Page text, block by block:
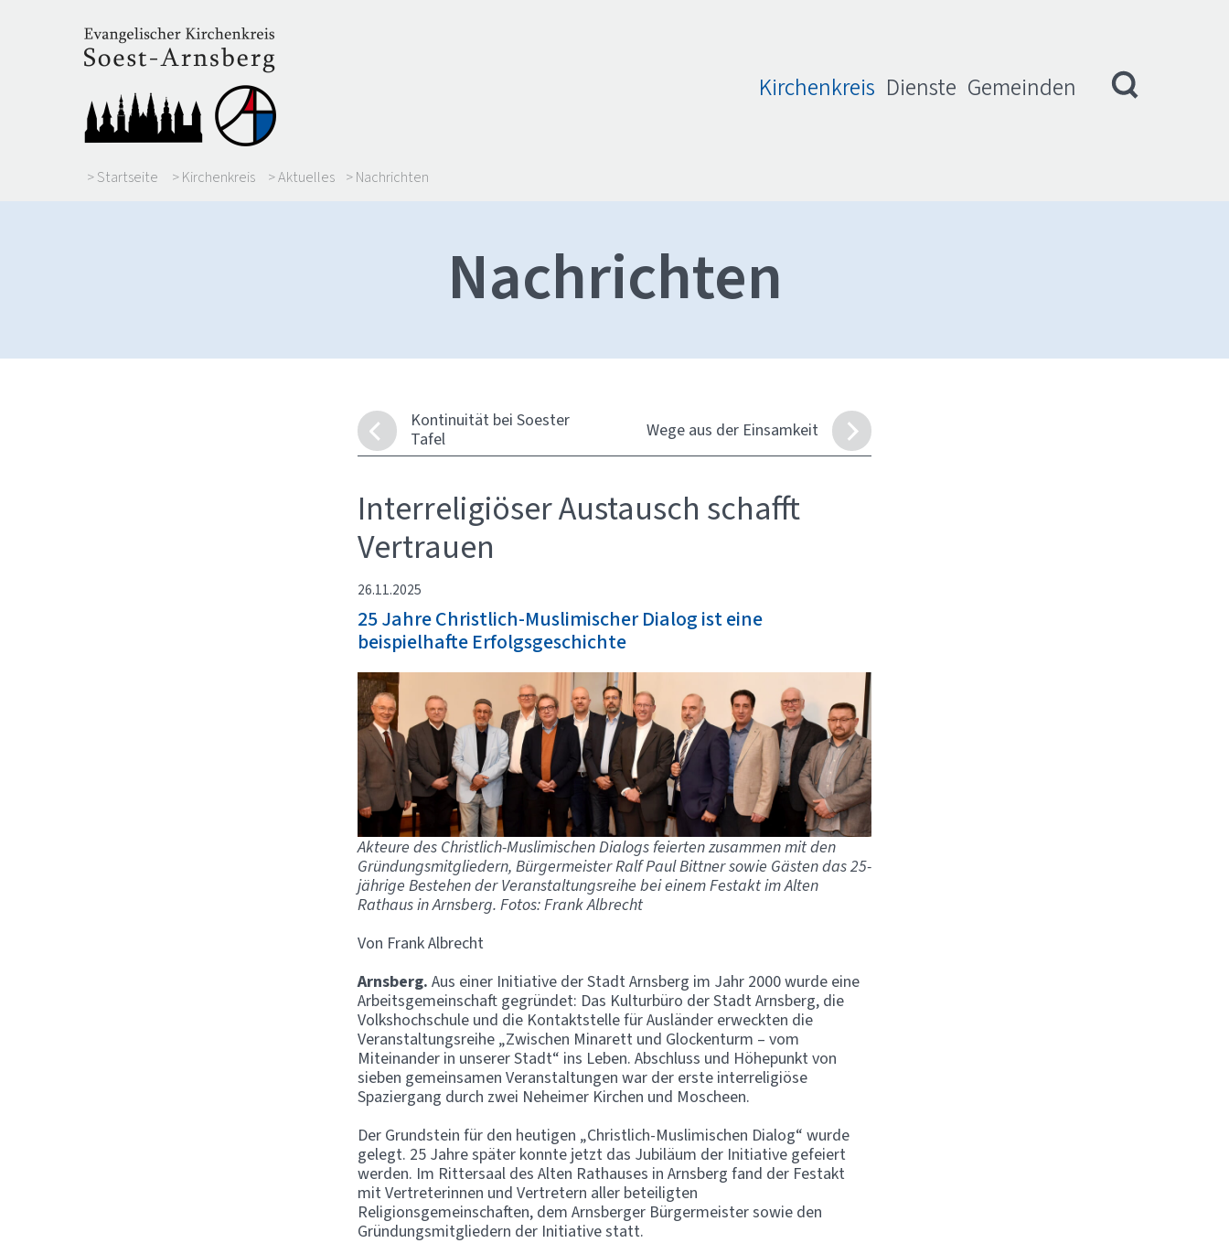
Kirchenkreis Dienste Gemeinden
> Startseite > Kirchenkreis > Aktuelles > Nachrichten
Nachrichten
Kontinuität bei Soester
Tafel
Wege aus der Einsamkeit
Interreligiöser Austausch schafft
Vertrauen
26.11.2025
25 Jahre Christlich-Muslimischer Dialog ist eine
beispielhafte Erfolgsgeschichte
Akteure des Christlich-Muslimischen Dialogs feierten zusammen mit den
Gründungsmitgliedern, Bürgermeister Ralf Paul Bittner sowie Gästen das 25-
jährige Bestehen der Veranstaltungsreihe bei einem Festakt im Alten
Rathaus in Arnsberg. Fotos: Frank Albrecht
Von Frank Albrecht
Arnsberg. Aus einer Initiative der Stadt Arnsberg im Jahr 2000 wurde eine
Arbeitsgemeinschaft gegründet: Das Kulturbüro der Stadt Arnsberg, die
Volkshochschule und die Kontaktstelle für Ausländer erweckten die
Veranstaltungsreihe „Zwischen Minarett und Glockenturm – vom
Miteinander in unserer Stadt“ ins Leben. Abschluss und Höhepunkt von
sieben gemeinsamen Veranstaltungen war der erste interreligiöse
Spaziergang durch zwei Neheimer Kirchen und Moscheen.
Der Grundstein für den heutigen „Christlich-Muslimischen Dialog“ wurde
gelegt. 25 Jahre später konnte jetzt das Jubiläum der Initiative gefeiert
werden. Im Rittersaal des Alten Rathauses in Arnsberg fand der Festakt
mit Vertreterinnen und Vertretern aller beteiligten
Religionsgemeinschaften, dem Arnsberger Bürgermeister sowie den
Gründungsmitgliedern der Initiative statt.